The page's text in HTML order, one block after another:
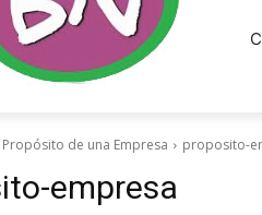
de una Empresa proposito-
empresa